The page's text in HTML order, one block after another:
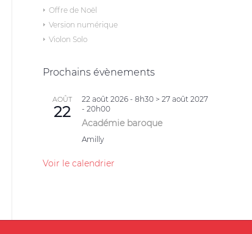
Offre de Noël
Version numérique
Violon Solo
Prochains évènements
AOÛT
22
22 août 2026 - 8h30 >27 août 2027
- 20h00
Académie baroque
Amilly
Voir le calendrier